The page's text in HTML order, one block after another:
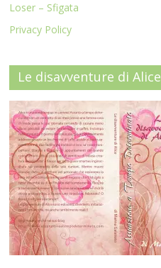
Loser – Sfigata
Privacy Policy
Le disavventure di Alice